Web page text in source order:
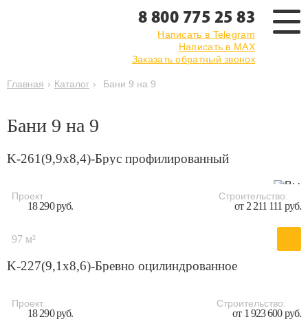
8 800 775 25 83
Написать в Telegram
Написать в MAX
Заказать обратный звонок
Главная › Каталог › Бани 9 на 9
Бани 9 на 9
K-261(9,9x8,4)-Брус профилированный
Проект
18 290 руб.
Строительство:
от 2 211 111 руб.
97 м²
K-227(9,1x8,6)-Бревно оцилиндрованное
Проект
18 290 руб.
Строительство:
от 1 923 600 руб.